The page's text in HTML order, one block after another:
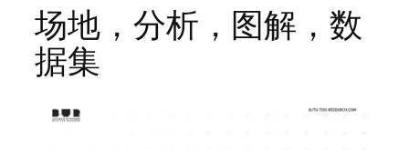
场地，分析，图解，数
据集